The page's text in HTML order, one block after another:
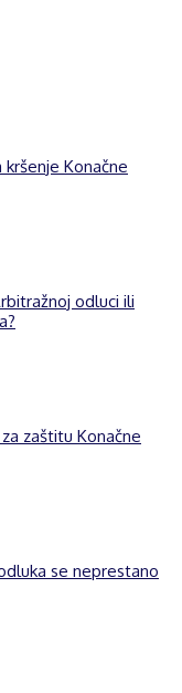
Konačne
odluci ili
zaštitu Konačne
se neprestano